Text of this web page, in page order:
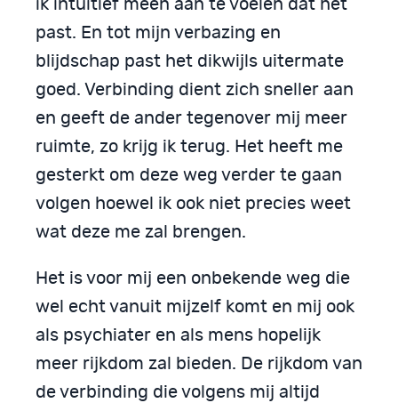
ik intuïtief meen aan te voelen dat het
past. En tot mijn verbazing en
blijdschap past het dikwijls uitermate
goed. Verbinding dient zich sneller aan
en geeft de ander tegenover mij meer
ruimte, zo krijg ik terug. Het heeft me
gesterkt om deze weg verder te gaan
volgen hoewel ik ook niet precies weet
wat deze me zal brengen.
Het is voor mij een onbekende weg die
wel echt vanuit mijzelf komt en mij ook
als psychiater en als mens hopelijk
meer rijkdom zal bieden. De rijkdom van
de verbinding die volgens mij altijd